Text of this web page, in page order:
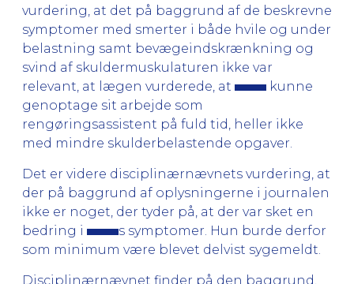
vurdering, at det på baggrund af de beskrevne
symptomer med smerter i både hvile og under
belastning samt bevægeindskrænkning og
svind af skuldermuskulaturen ikke var
relevant, at lægen vurderede, at
kunne
genoptage sit arbejde som
rengøringsassistent på fuld tid, heller ikke
med mindre skulderbelastende opgaver.
Det er videre disciplinærnævnets vurdering, at
der på baggrund af oplysningerne i journalen
ikke er noget, der tyder på, at der var sket en
bedring i
s symptomer. Hun burde derfor
som minimum være blevet delvist sygemeldt.
Disciplinærnævnet finder på den baggrund,